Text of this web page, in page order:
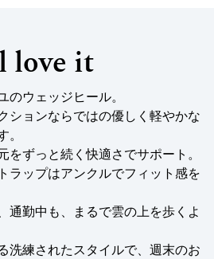
love it
のウェッジヒール。
ションならではの優しく軽やかな
。
をずっと続く快適さでサポート。
ラップはアンクルでフィット感を
通勤中も、まるで雲の上を歩くよ
洗練されたスタイルで、週末のお